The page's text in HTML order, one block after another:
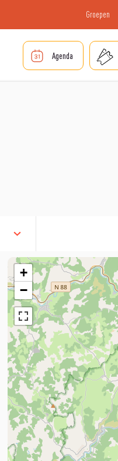
Groepen
Agenda
+
−